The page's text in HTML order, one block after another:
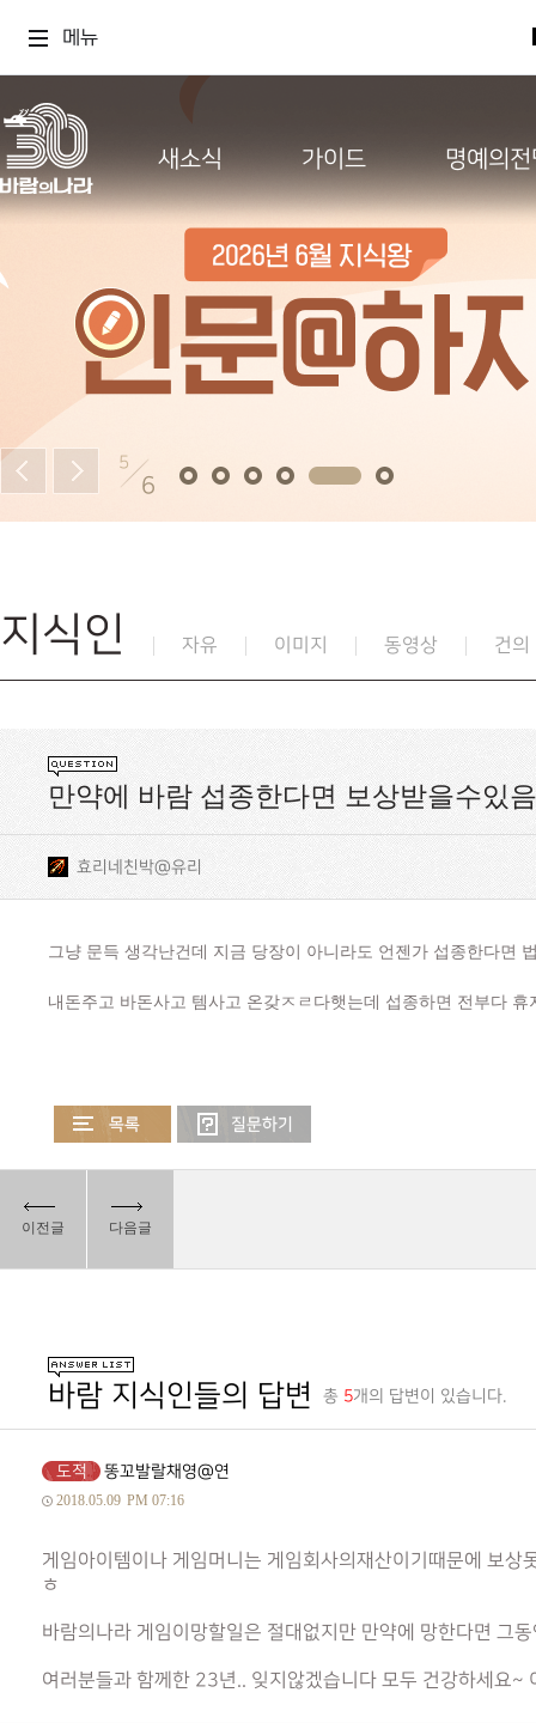
메뉴
새소식 가이드 명예의
5
6
지식인 자유 이미지 동영상 건의
만약에 바람 섭종한다면 보상받을수있
효리네친박@유리
그냥 문득 생각난건데 지금 당장이 아니라도 언젠가 섭종한다면
내돈주고 바돈사고 템사고 온갖ㅈㄹ다햇는데 섭종하면 전부다
이전글 다음글
바람 지식인들의 답변 총 5개의 답변이 있습니다.
도적 똥꼬발랄채영@연
2018.05.09 PM 07:16
게임아이템이나 게임머니는 게임회사의재산이기때문에 보
ㅎ
바람의나라 게임이망할일은 절대없지만 만약에 망한다면 그
여러분들과 함께한 23년.. 잊지않겠습니다 모두 건강하세요~